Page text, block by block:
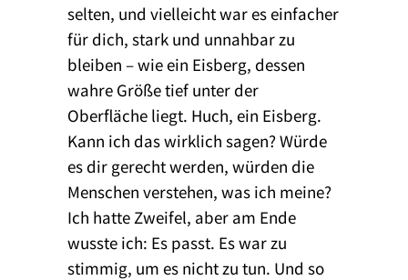
selten, und vielleicht war es einfacher
für dich, stark und unnahbar zu
bleiben – wie ein Eisberg, dessen
wahre Größe tief unter der
Oberfläche liegt. Huch, ein Eisberg.
Kann ich das wirklich sagen? Würde
es dir gerecht werden, würden die
Menschen verstehen, was ich meine?
Ich hatte Zweifel, aber am Ende
wusste ich: Es passt. Es war zu
stimmig, um es nicht zu tun. Und so